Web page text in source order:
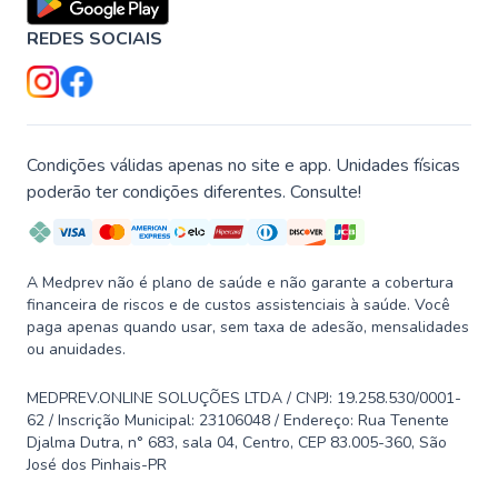
REDES SOCIAIS
Condições válidas apenas no site e app. Unidades físicas
poderão ter condições diferentes. Consulte!
A Medprev não é plano de saúde e não garante a cobertura
financeira de riscos e de custos assistenciais à saúde. Você
paga apenas quando usar, sem taxa de adesão, mensalidades
ou anuidades.
MEDPREV.ONLINE SOLUÇÕES LTDA / CNPJ: 19.258.530/0001-
62 / Inscrição Municipal: 23106048 / Endereço: Rua Tenente
Djalma Dutra, n° 683, sala 04, Centro, CEP 83.005-360, São
José dos Pinhais-PR